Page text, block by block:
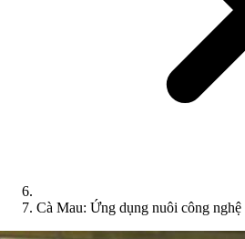
Cà Mau: Ứng dụng nuôi công nghệ